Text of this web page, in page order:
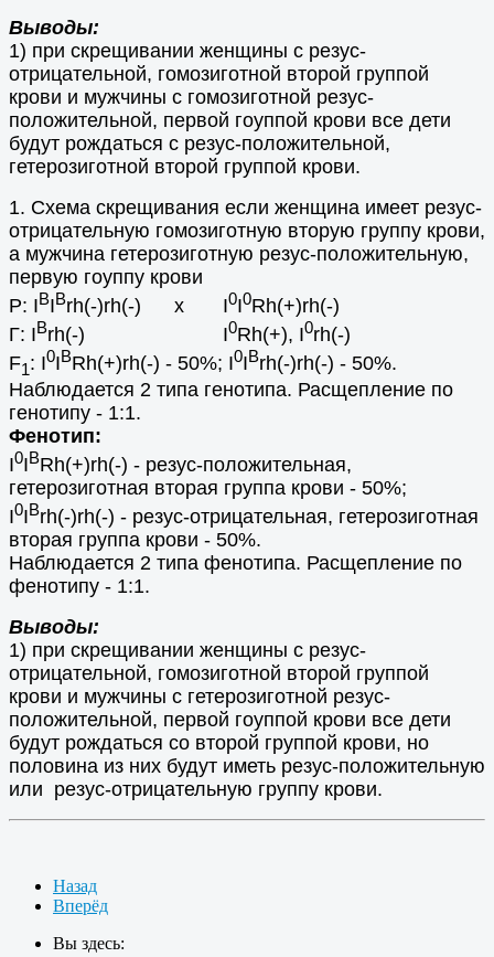
Выводы:
1) при скрещивании женщины с резус-
отрицательной, гомозиготной второй группой
крови и мужчины с гомозиготной резус-
положительной, первой гоуппой крови все дети
будут рождаться с резус-положительной,
гетерозиготной второй группой крови.
1. Схема скрещивания если женщина имеет резус-
отрицательную гомозиготную вторую группу крови,
а мужчина гетерозиготную резус-положительную,
первую гоуппу крови
Р: IВIВrh(-)rh(-) х I0I0Rh(+)rh(-)
Г: IВrh(-) I0Rh(+), I0rh(-)
F1: I0IВRh(+)rh(-) - 50%; I0IВrh(-)rh(-) - 50%.
Наблюдается 2 типа генотипа. Расщепление по
генотипу - 1:1.
Фенотип:
I0IВRh(+)rh(-) - резус-положительная,
гетерозиготная вторая группа крови - 50%;
I0IВrh(-)rh(-) - резус-отрицательная, гетерозиготная
вторая группа крови - 50%.
Наблюдается 2 типа фенотипа. Расщепление по
фенотипу - 1:1.
Выводы:
1) при скрещивании женщины с резус-
отрицательной, гомозиготной второй группой
крови и мужчины с гетерозиготной резус-
положительной, первой гоуппой крови все дети
будут рождаться со второй группой крови, но
половина из них будут иметь резус-положительную
или резус-отрицательную группу крови.
Назад
Вперёд
Вы здесь: